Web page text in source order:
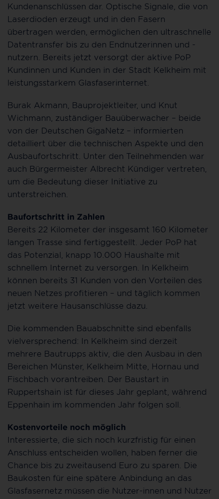
Kundenanschlüssen dar. Optische Signale, die von
Laserdioden erzeugt und in den Fasern
übertragen werden, ermöglichen den ultraschnelle
Datentransfer bis zu den Endnutzerinnen und -
nutzern. Bereits jetzt versorgt der aktive PoP
Kundinnen und Kunden in der Stadt Kelkheim mit
leistungsstarkem Glasfaserinternet.
Burak Akmann, Bauprojektleiter, und Knut
Wichmann, zuständiger Bauüberwacher – beide
von der Deutschen GigaNetz – informierten
detailliert über die technischen Aspekte und den
Ausbaufortschritt. Unter den Teilnehmenden war
auch Bürgermeister Albrecht Kündiger vertreten,
um die Bedeutung dieser Initiative zu
unterstreichen.
Baufortschritt in Zahlen
Bereits 22 Kilometer der insgesamt 160 Kilometer
langen Trasse sind fertiggestellt. Jeder PoP hat
das Potenzial, knapp 10.000 Haushalte mit
schnellem Internet zu versorgen. In Kelkheim
können bereits 31 Kunden von den Vorteilen des
neuen Netzes profitieren – und täglich kommen
jetzt weitere Hausanschlüsse dazu.
Die kommenden Bauabschnitte sind ebenfalls
vielversprechend: In Kelkheim sind derzeit
mehrere Bautrupps aktiv, die den Ausbau in den
Bereichen Münster, Kelkheim Mitte, Hornau und
Fischbach vorantreiben. Der Baustart in
Ruppertshain ist für dieses Jahr geplant, während
Eppenhain im kommenden Jahr folgen soll.
Kostenvorteile noch möglich
Interessierte, die sich noch kurzfristig für einen
Anschluss entscheiden wollen, haben ferner die
Chance bis zu zweitausend Euro zu sparen. Die
Baukosten für eine spätere Anbindung an das
Glasfasernetz müssen die Nutzer-innen und Nutzer